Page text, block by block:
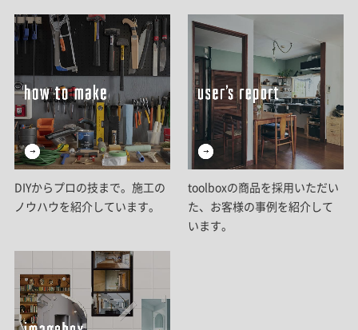
DIYからプロの技まで。施工の
ノウハウを紹介しています。
toolboxの商品を採用いただい
た、お客様の事例を紹介して
います。